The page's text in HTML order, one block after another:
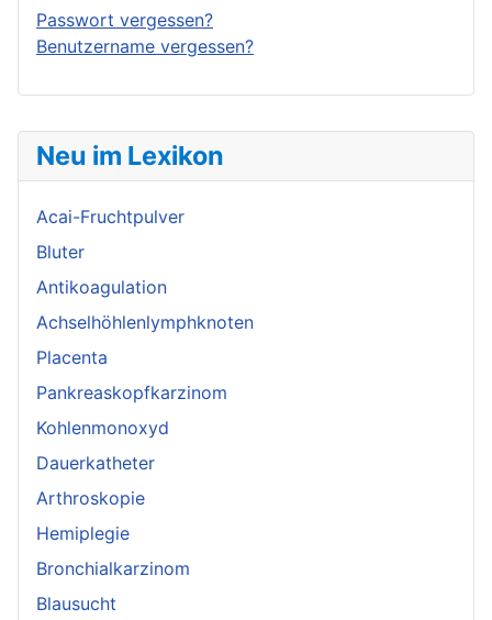
Neu im Lexikon
Acai-Fruchtpulver
Bluter
Antikoagulation
Achselhöhlenlymphknoten
Placenta
Pankreaskopfkarzinom
Kohlenmonoxyd
Dauerkatheter
Arthroskopie
Hemiplegie
Bronchialkarzinom
Blausucht
Passwort vergessen?
Benutzername vergessen?